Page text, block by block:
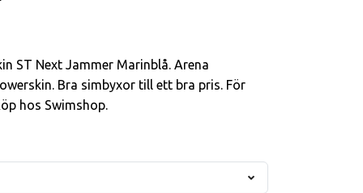
ST Next Jammer Marinblå. Arena
Bra simbyxor till ett bra pris. För
hos Swimshop.